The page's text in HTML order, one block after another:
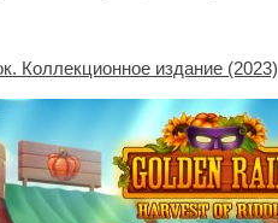
Коллекционное издание (2023)